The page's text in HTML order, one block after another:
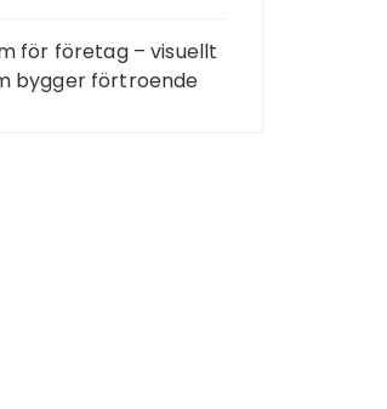
för företag – visuellt
bygger förtroende